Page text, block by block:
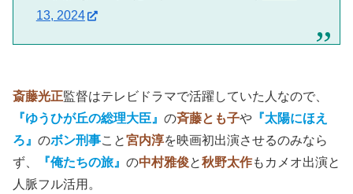
13, 2024
斎藤光正監督はテレビドラマで活躍していた人なので、
『ゆうひが丘の総理大臣』 の斉藤とも子や 『太陽にほえ
ろ』 のボン刑事こと宮内淳を映画初出演させるのみなら
ず、
『俺たちの旅』 の中村雅俊と秋野太作もカメオ出演と
人脈フル活用。